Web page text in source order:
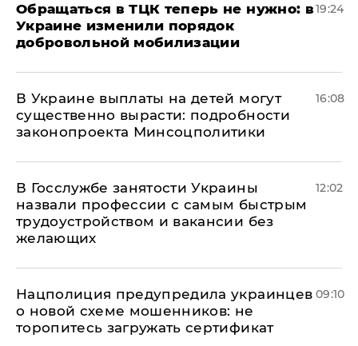
Обращаться в ТЦК теперь не нужно: в
Украине изменили порядок
добровольной мобилизации
19:24
В Украине выплаты на детей могут
существенно вырасти: подробности
законопроекта Минсоцполитики
16:08
В Госслужбе занятости Украины
назвали профессии с самым быстрым
трудоустройством и вакансии без
желающих
12:02
Нацполиция предупредила украинцев
о новой схеме мошенников: не
торопитесь загружать сертификат
09:10